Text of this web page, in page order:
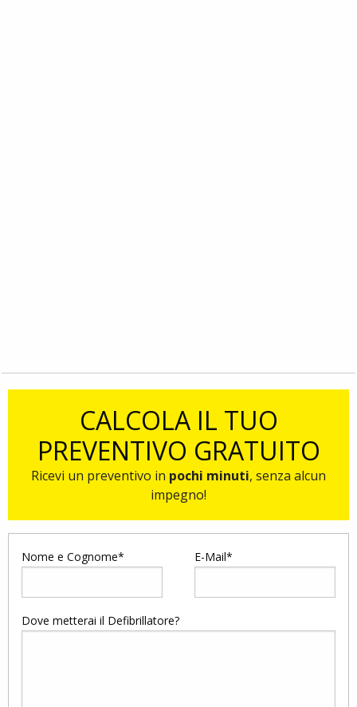
CALCOLA IL TUO
PREVENTIVO GRATUITO
Ricevi un preventivo in pochi minuti, senza alcun
impegno!
Nome e Cognome* E-Mail*
Dove metterai il Defibrillatore?